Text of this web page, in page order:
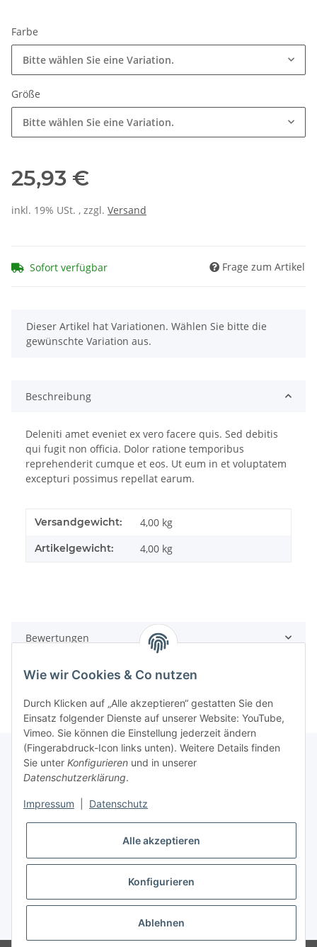
Farbe
Bitte wählen Sie eine Variation.
Größe
Bitte wählen Sie eine Variation.
25,93 €
inkl. 19% USt. , zzgl. Versand
Sofort verfügbar Frage zum Artikel
x
Dieser Artikel hat Variationen. Wählen Sie bitte die
gewünschte Variation aus.
Beschreibung
Deleniti amet eveniet ex vero facere quis. Sed debitis
qui fugit non officia. Dolor ratione temporibus
reprehenderit cumque et eos. Ut eum in et voluptatem
excepturi possimus repellat earum.
Versandgewicht: 4,00 kg
Artikelgewicht: 4,00 kg
Bewertungen
Informationen
Gesetzliche Informationen
* Alle Preise inkl. gesetzlicher USt., zzgl.Versand
Wie wir Cookies & Co nutzen
Durch Klicken auf „Alle akzeptieren“ gestatten Sie den
Einsatz folgender Dienste auf unserer Website: YouTube,
Vimeo. Sie können die Einstellung jederzeit ändern
(Fingerabdruck-Icon links unten). Weitere Details finden
Sie unter Konfigurieren und in unserer
Datenschutzerklärung.
Impressum Datenschutz
Alle akzeptieren
Konfigurieren
Ablehnen